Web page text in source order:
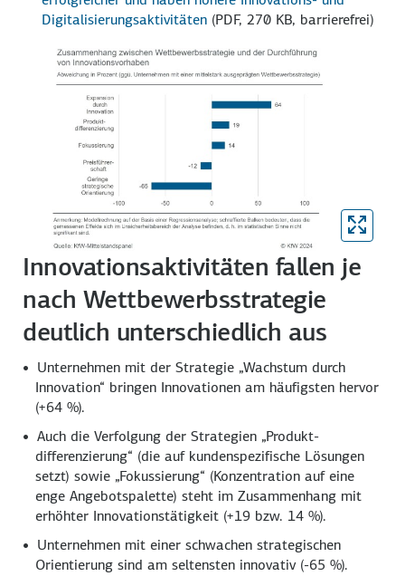
Digitalisierungsaktivitäten (PDF, 270 KB, barrierefrei)
Innovationsaktivitäten fallen je
nach Wettbewerbsstrategie
deutlich unterschiedlich aus
Unternehmen mit der Strategie „Wachstum durch
Innovation“ bringen Innovationen am häufigsten hervor
(+64 %).
Auch die Verfolgung der Strategien „Produkt­
differenzierung“ (die auf kunden­spezifische Lösungen
setzt) sowie „Fokussierung“ (Konzentration auf eine
enge Angebotspalette) steht im Zusammenhang mit
erhöhter Innovations­tätigkeit (+19 bzw. 14 %).
Unternehmen mit einer schwachen strategischen
Orientierung sind am seltensten innovativ (-65 %).